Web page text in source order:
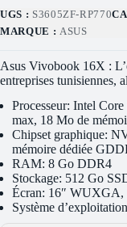
UGS : S3605ZF-RP770
MARQUE : ASUS
Asus Vivobook 16X :
entreprises tunisiennes,
Processeur: Intel
max, 18 Mo de
Chipset graphique:
mémoire dédiée
RAM: 8 Go DDR4
Stockage: 512 Go
Écran: 16″ WUXGA,
Système